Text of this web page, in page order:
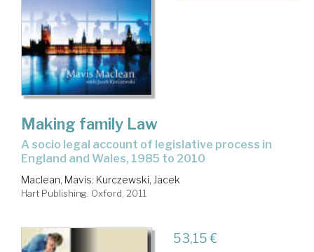
Making family Law
a socio legal account of legislative process in
England and Wales, 1985 to 2010
Maclean, Mavis; Kurczewski, Jacek
Hart Publishing. Oxford, 2011
53,15 €